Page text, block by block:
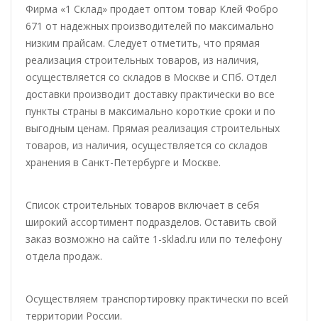
Фирма «1 Склад» продает оптом товар Клей Фобро
671 от надежных производителей по максимально
низким прайсам. Следует отметить, что прямая
реализация строительных товаров, из наличия,
осуществляется со складов в Москве и СПб. Отдел
доставки производит доставку практически во все
пункты страны в максимально короткие сроки и по
выгодным ценам. Прямая реализация строительных
товаров, из наличия, осуществляется со складов
хранения в Санкт-Петербурге и Москве.
Список строительных товаров включает в себя
широкий ассортимент подразделов. Оставить свой
заказ возможно на сайте 1-sklad.ru или по телефону
отдела продаж.
Осуществляем транспортировку практически по всей
территории России.